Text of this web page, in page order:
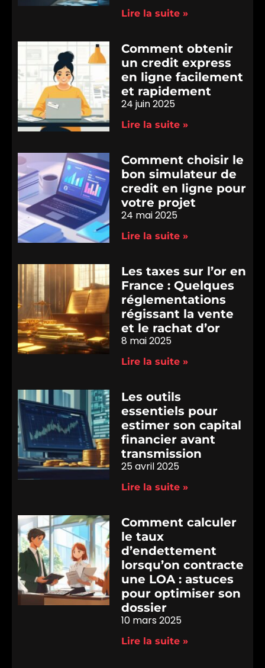
Lire la suite »
Comment obtenir
un credit express
en ligne facilement
et rapidement
24 juin 2025
Lire la suite »
Comment choisir le
bon simulateur de
credit en ligne pour
votre projet
24 mai 2025
Lire la suite »
Les taxes sur l’or en
France : Quelques
réglementations
régissant la vente
et le rachat d’or
8 mai 2025
Lire la suite »
Les outils
essentiels pour
estimer son capital
financier avant
transmission
25 avril 2025
Lire la suite »
Comment calculer
le taux
d’endettement
lorsqu’on contracte
une LOA : astuces
pour optimiser son
dossier
10 mars 2025
Lire la suite »